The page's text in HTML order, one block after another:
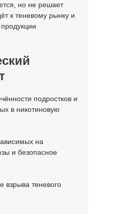
но не решает
к теневому рынку и
подростков и
в никотиновую
на
и безопасное
взрыва теневого